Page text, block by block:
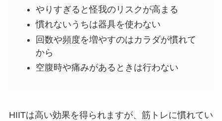
やりすぎると怪我のリスクが高まる
慣れないうちは器具を使わない
回数や頻度を増やすのはカラダが慣れて
から
空腹時や痛みがあるときは行わない
HIITは高い効果を得られますが、筋トレに慣れてい